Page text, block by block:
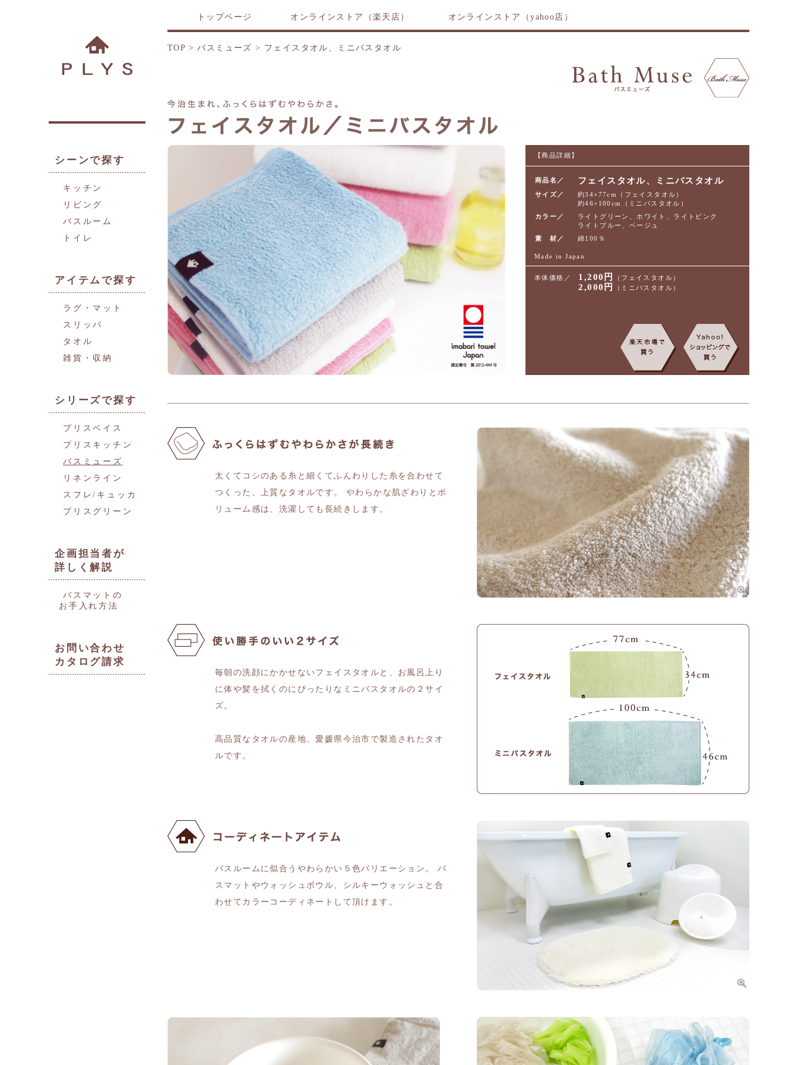
シーンで探す
キッチン
リビング
バスルーム
トイレ
アイテムで探す
ラグ・マット
スリッパ
タオル
雑貨・収納
シリーズで探す
プリスベイス
プリスキッチン
バスミューズ
リネンライン
スフレ/キュッカ
プリスグリーン
企画担当者が
詳しく解説
バスマットの
お手入れ方法
お問い合わせ
カタログ請求
トップページ オンラインストア（楽天店） オンラインストア（yahoo店）
TOP >バスミューズ > フェイスタオル、ミニバスタオル
【商品詳細】
商品名／ フェイスタオル、ミニバスタオル
サイズ／
約34×77cm（フェイスタオル）
約46×100cm（ミニバスタオル）
カラー／
ライトグリーン、ホワイト、ライトピンク
ライトブルー、ベージュ
素 材／
綿100％
Made in Japan
本体価格／ 1,200円 （フェイスタオル）
2,000円 （ミニバスタオル）
太くてコシのある糸と細くてふんわりした糸を合わせて
つくった、上質なタオルです。 やわらかな肌ざわりとボ
リューム感は、洗濯しても長続きします。
毎朝の洗顔にかかせないフェイスタオルと、お風呂上り
に体や髪を拭くのにぴったりなミニバスタオルの２サイ
ズ。
高品質なタオルの産地、愛媛県今治市で製造されたタオ
ルです。
バスルームに似合うやわらかい５色バリエーション。 バ
スマットやウォッシュボウル、シルキーウォッシュと合
わせてカラーコーディネートして頂けます。